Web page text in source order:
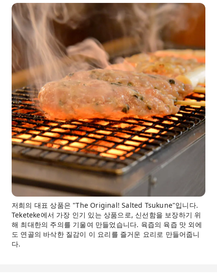
저희의 대표 상품은 "The Original! Salted Tsukune"입니다.
Teketeke에서 가장 인기 있는 상품으로, 신선함을 보장하기 위
해 최대한의 주의를 기울여 만들었습니다. 육즙의 육즙 맛 외에
도 연골의 바삭한 질감이 이 요리를 즐거운 요리로 만들어줍니
다.